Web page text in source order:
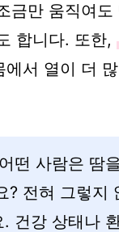
금만 움직여
합니다. 또한,
에서 열이 더
떤 사람은 땀
? 전혀 그렇지
건강 상태나